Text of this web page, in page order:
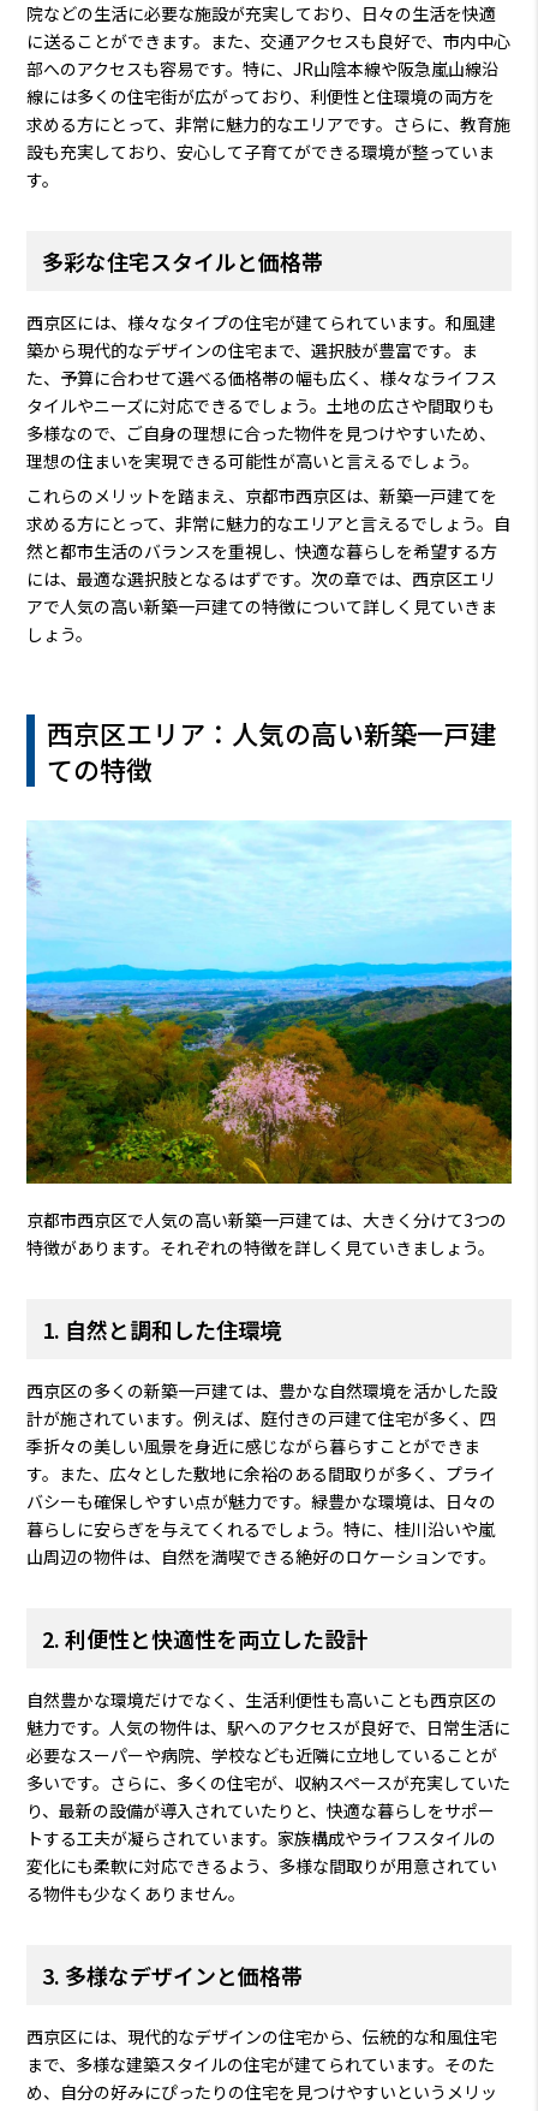
院などの生活に必要な施設が充実しており、日々の生活を快適
に送ることができます。また、交通アクセスも良好で、市内中心
部へのアクセスも容易です。特に、JR山陰本線や阪急嵐山線沿
線には多くの住宅街が広がっており、利便性と住環境の両方を
求める方にとって、非常に魅力的なエリアです。さらに、教育施
設も充実しており、安心して子育てができる環境が整っていま
す。
多彩な住宅スタイルと価格帯
西京区には、様々なタイプの住宅が建てられています。和風建
築から現代的なデザインの住宅まで、選択肢が豊富です。ま
た、予算に合わせて選べる価格帯の幅も広く、様々なライフス
タイルやニーズに対応できるでしょう。土地の広さや間取りも
多様なので、ご自身の理想に合った物件を見つけやすいため、
理想の住まいを実現できる可能性が高いと言えるでしょう。
これらのメリットを踏まえ、京都市西京区は、新築一戸建てを
求める方にとって、非常に魅力的なエリアと言えるでしょう。自
然と都市生活のバランスを重視し、快適な暮らしを希望する方
には、最適な選択肢となるはずです。次の章では、西京区エリ
アで人気の高い新築一戸建ての特徴について詳しく見ていきま
しょう。
西京区エリア：人気の高い新築一戸建
ての特徴
京都市西京区で人気の高い新築一戸建ては、大きく分けて3つの
特徴があります。それぞれの特徴を詳しく見ていきましょう。
1. 自然と調和した住環境
西京区の多くの新築一戸建ては、豊かな自然環境を活かした設
計が施されています。例えば、庭付きの戸建て住宅が多く、四
季折々の美しい風景を身近に感じながら暮らすことができま
す。また、広々とした敷地に余裕のある間取りが多く、プライ
バシーも確保しやすい点が魅力です。緑豊かな環境は、日々の
暮らしに安らぎを与えてくれるでしょう。特に、桂川沿いや嵐
山周辺の物件は、自然を満喫できる絶好のロケーションです。
2. 利便性と快適性を両立した設計
自然豊かな環境だけでなく、生活利便性も高いことも西京区の
魅力です。人気の物件は、駅へのアクセスが良好で、日常生活に
必要なスーパーや病院、学校なども近隣に立地していることが
多いです。さらに、多くの住宅が、収納スペースが充実していた
り、最新の設備が導入されていたりと、快適な暮らしをサポー
トする工夫が凝らされています。家族構成やライフスタイルの
変化にも柔軟に対応できるよう、多様な間取りが用意されてい
る物件も少なくありません。
3. 多様なデザインと価格帯
西京区には、現代的なデザインの住宅から、伝統的な和風住宅
まで、多様な建築スタイルの住宅が建てられています。そのた
め、自分の好みにぴったりの住宅を見つけやすいというメリッ